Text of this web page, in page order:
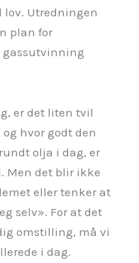
lov. Utredningen
plan for
gassutvinning
er det liten tvil
hvor godt den
olja i dag, er
Men det blir ikke
eller tenker at
selv». For at det
omstilling, må vi
i dag.